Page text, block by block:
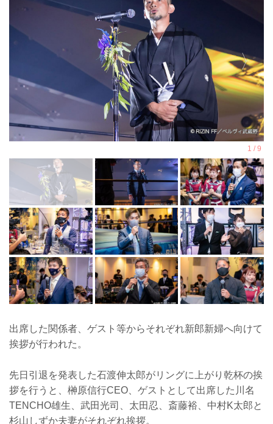
出席した関係者、ゲスト等からそれぞれ新郎新婦へ向けて
挨拶が行われた。
先日引退を発表した石渡伸太郎がリングに上がり乾杯の挨
拶を行うと、榊原信行CEO、ゲストとして出席した川名
TENCHO雄生、武田光司、太田忍、斎藤裕、中村K太郎と
杉山しずか夫妻がそれぞれ挨拶。